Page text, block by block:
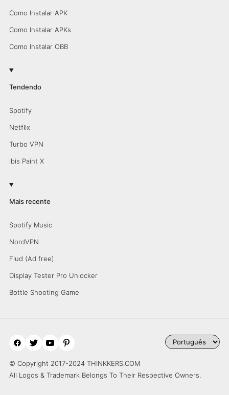
Como Instalar APK
Como Instalar APKs
Como Instalar OBB
Tendendo
Spotify
Netflix
Turbo VPN
ibis Paint X
Mais recente
Spotify Music
NordVPN
Flud (Ad free)
Display Tester Pro Unlocker
Bottle Shooting Game
© Copyright 2017-2024 THINKKERS.COM
All Logos & Trademark Belongs To Their Respective Owners.